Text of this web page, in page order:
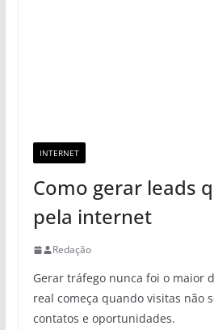
INTERNET
Como gerar leads
pela internet
Redação
Gerar tráfego nunca foi o maior
real começa quando visitas não
contatos e oportunidades.